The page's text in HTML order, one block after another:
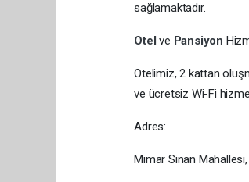
sağlamaktadır.
Otelve Pansiyon
Otelimiz, 2 kattan
ve ücretsiz Wi-Fi
Adres:
Mimar Sinan